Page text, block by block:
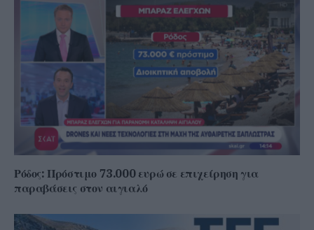
Ρόδος: Πρόστιμο 73.000 ευρώ σε επιχείρηση για
παραβάσεις στον αιγιαλό